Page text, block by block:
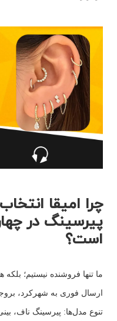
چرا امیقا
پیرسینگ در
است؟
ما تنها فروشنده نیستیم؛
ارسال فوری به شهرکرد،
تنوع مدل‌ها: پیرسینگ ناف،